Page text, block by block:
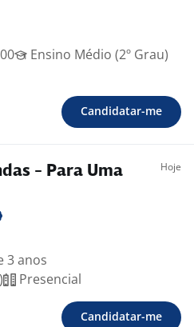
Ensino Médio (2º Grau)
Candidatar-me
- Para Uma
Hoje
3 anos
Presencial
Candidatar-me